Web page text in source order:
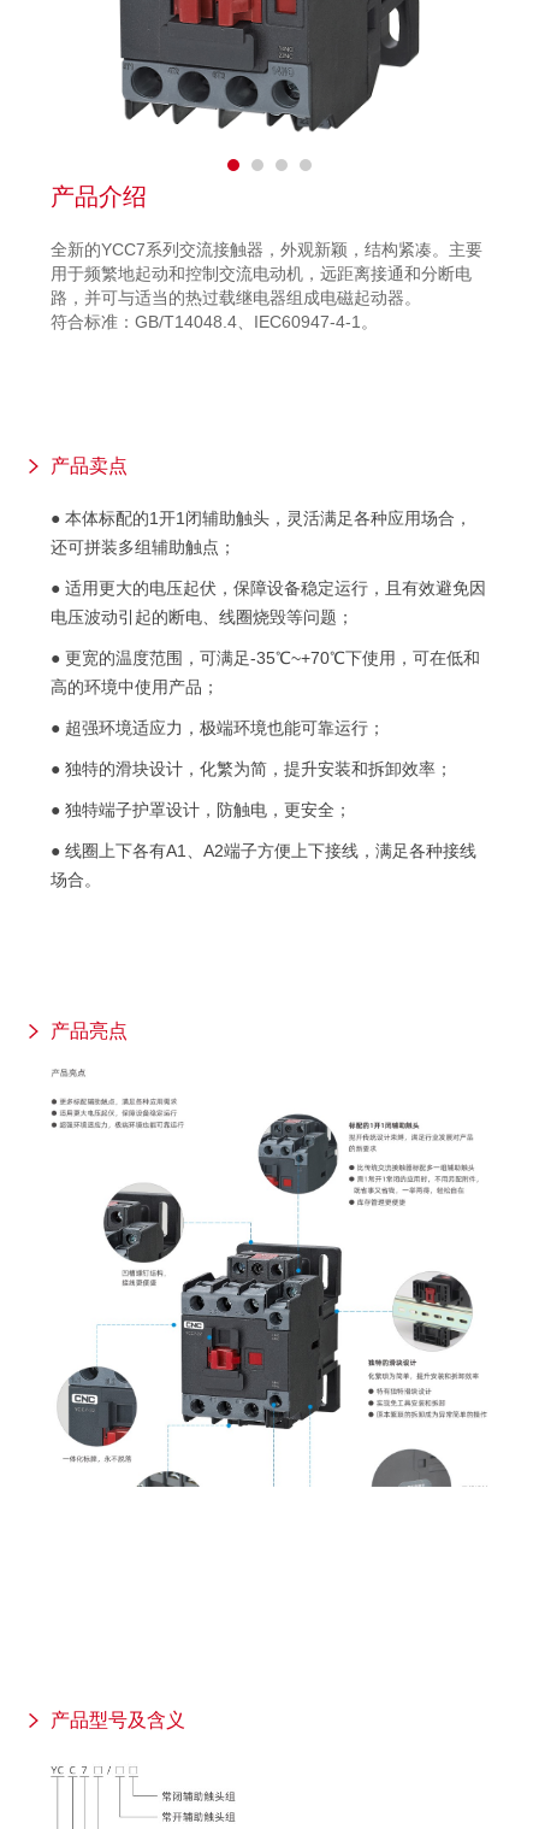
产品介绍
全新的YCC7系列交流接触器，外观新颖，结构紧凑。主要
用于频繁地起动和控制交流电动机，远距离接通和分断电
路，并可与适当的热过载继电器组成电磁起动器。
符合标准：GB/T14048.4、IEC60947-4-1。
产品卖点
● 本体标配的1开1闭辅助触头，灵活满足各种应用场合，
还可拼装多组辅助触点；
● 适用更大的电压起伏，保障设备稳定运行，且有效避免因
电压波动引起的断电、线圈烧毁等问题；
● 更宽的温度范围，可满足-35℃~+70℃下使用，可在低和
高的环境中使用产品；
● 超强环境适应力，极端环境也能可靠运行；
● 独特的滑块设计，化繁为简，提升安装和拆卸效率；
● 独特端子护罩设计，防触电，更安全；
● 线圈上下各有A1、A2端子方便上下接线，满足各种接线
场合。
产品亮点
产品型号及含义